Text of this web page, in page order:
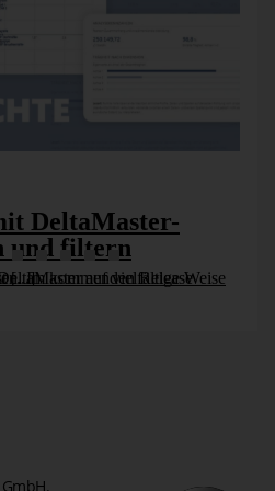
DeltaMaster-
und filtern
wir eine äußerst [...]